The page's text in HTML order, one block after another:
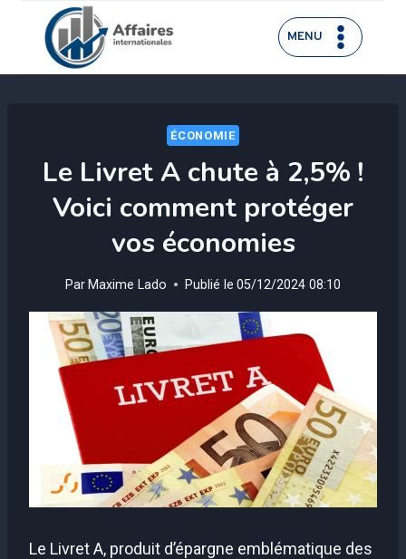
contenu
MENU
ÉCONOMIE
Le Livret A chute à 2,5% !
Voici comment protéger
vos économies
Par Maxime Lado Publié le 05/12/2024 08:10
Le Livret A, produit d’épargne emblématique des